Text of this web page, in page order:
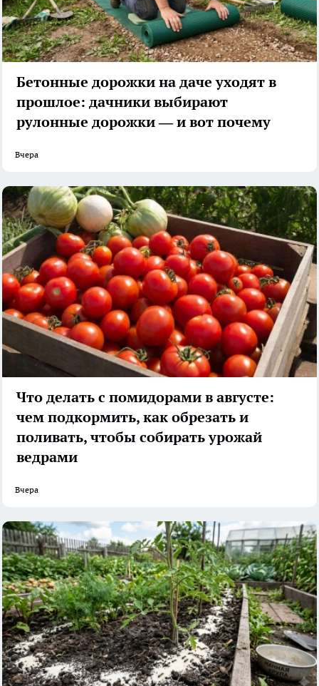
Бетонные дорожки на даче уходят в
прошлое: дачники выбирают
рулонные дорожки — и вот почему
Вчера
Что делать с помидорами в августе:
чем подкормить, как обрезать и
поливать, чтобы собирать урожай
ведрами
Вчера